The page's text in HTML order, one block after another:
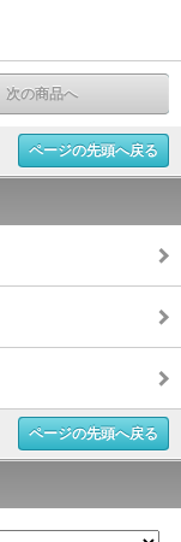
次の商品へ
ページの先頭へ戻る
ページの先頭へ戻る